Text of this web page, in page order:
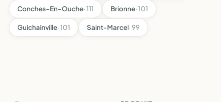
Conches-En-Ouche· 111 Brionne· 101
Guichainville· 101 Saint-Marcel· 99